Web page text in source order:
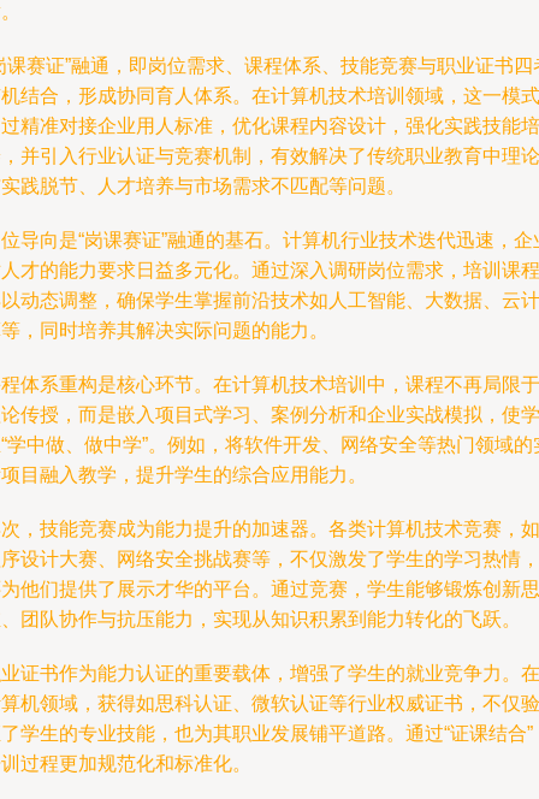
课赛证”融通，即岗位需求、课程体系、技能竞赛与职业证书四
结合，形成协同育人体系。在计算机技术培训领域，这一模式
精准对接企业用人标准，优化课程内容设计，强化实践技能培
并引入行业认证与竞赛机制，有效解决了传统职业教育中理论
践脱节、人才培养与市场需求不匹配等问题。
导向是“岗课赛证”融通的基石。计算机行业技术迭代迅速，企
才的能力要求日益多元化。通过深入调研岗位需求，培训课程
动态调整，确保学生掌握前沿技术如人工智能、大数据、云计
，同时培养其解决实际问题的能力。
体系重构是核心环节。在计算机技术培训中，课程不再局限于
传授，而是嵌入项目式学习、案例分析和企业实战模拟，使学
学中做、做中学”。例如，将软件开发、网络安全等热门领域的
目融入教学，提升学生的综合应用能力。
，技能竞赛成为能力提升的加速器。各类计算机技术竞赛，如
设计大赛、网络安全挑战赛等，不仅激发了学生的学习热情，
他们提供了展示才华的平台。通过竞赛，学生能够锻炼创新思
团队协作与抗压能力，实现从知识积累到能力转化的飞跃。
证书作为能力认证的重要载体，增强了学生的就业竞争力。在
机领域，获得如思科认证、微软认证等行业权威证书，不仅验
学生的专业技能，也为其职业发展铺平道路。通过“证课结合”
过程更加规范化和标准化。